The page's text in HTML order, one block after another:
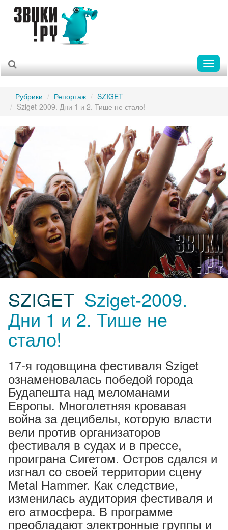
Рубрики Репортаж
SZIGET
Sziget-2009. Дни 1 и 2. Тише не стало!
SZIGET Sziget-2009.
Дни 1 и 2. Тише не
стало!
17-я годовщина фестиваля Sziget
ознаменовалась победой города
Будапешта над меломанами
Европы. Многолетняя кровавая
война за децибелы, которую власти
вели против организаторов
фестиваля в судах и в прессе,
проиграна Сигетом. Остров сдался и
изгнал со своей территории сцену
Metal Hammer. Как следствие,
изменилась аудитория фестиваля и
его атмосфера. В программе
преобладают электронные группы и